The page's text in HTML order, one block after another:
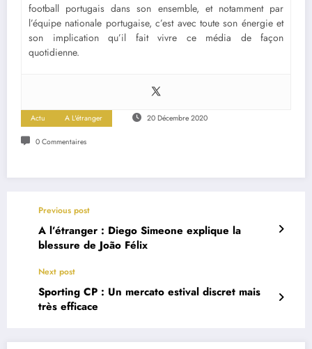
football portugais dans son ensemble, et notamment par
l’équipe nationale portugaise, c’est avec toute son énergie et
son implication qu’il fait vivre ce média de façon
quotidienne.
Actu A L'étranger 20 Décembre 2020
0 Commentaires
Previous post
A l’étranger : Diego Simeone explique la
blessure de João Félix
Next post
Sporting CP : Un mercato estival discret mais
très efficace